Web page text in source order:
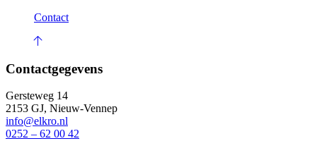
Contact
Contactgegevens
Gersteweg 14
2153 GJ, Nieuw-Vennep
info@elkro.nl
0252 – 62 00 42